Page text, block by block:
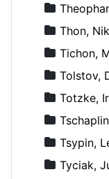
Thon,
Tichon,
Tolstov,
Totzke,
Tsypin,
Tyciak,